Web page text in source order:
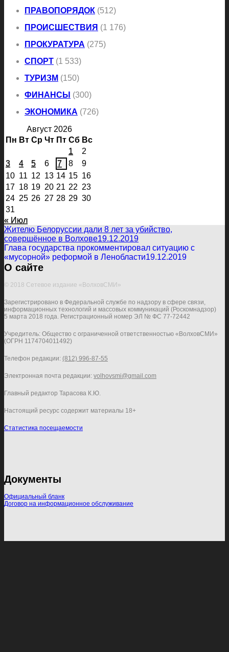
ПРАВОПОРЯДОК (512)
ПРОИСШЕСТВИЯ (1 176)
ПРОКУРАТУРА (275)
СПОРТ (1 533)
ТУРИЗМ (150)
ФИНАНСЫ (300)
ЭКОНОМИКА (726)
Август 2026
Пн Вт Ср Чт Пт Сб Вс
1
2
3
4 5 6 7 8
9
10 11 12 13 14 15 16
17 18 19 20 21 22 23
24 25 26 27 28 29 30
31
« Июл
Жителю Белоруссии дали 8 лет за убийство,
совершённое в Волхове19.12.2019
Глава государства прокомментировал ситуацию с
«мусорной» реформой в Ленобласти19.12.2019
О сайте
© 2018 Сетевое издание «ВолховСМИ»
Зарегистрировано в Федеральной службе по надзору в сфере связи,
информационных технологий и массовых коммуникаций (Роскомнадзор)
5 марта 2018 года. Регистрационный номер ЭЛ № ФС 77-72442
Учредитель: Общество с ограниченной ответственностью «ВолховСМИ»
(ОГРН 1174704011492)
Телефон редакции: (812) 996-87-55
Электронная почта редакции: volhovsmi@gmail.com
Главный редактор Тарасова К.Ю.
Настоящий ресурс содержит материалы 18+
Статистика посещаемости
Документы
Официальный бланк
Договор на информационное обслуживание